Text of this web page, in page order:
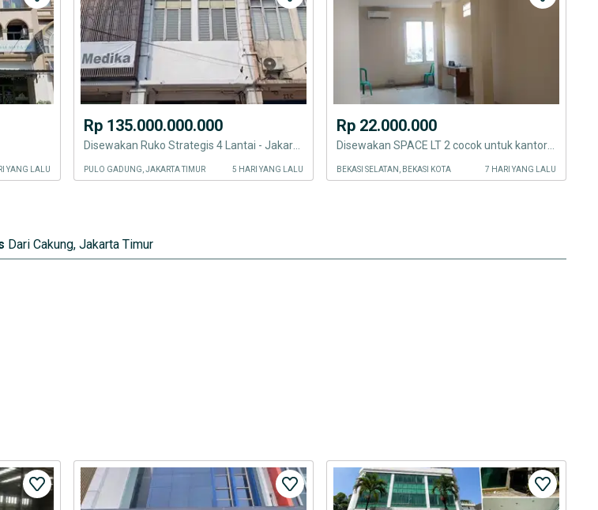
YANG LALU
Rp 135.000.000.000
Disewakan Ruko Strategis 4 Lantai - Jakarta Timur
PULO GADUNG, JAKARTA TIMUR 5 HARI YANG LALU
Rp 22.000.000
Disewakan SPACE LT 2 cocok untuk kantor atau gudang olshop
BEKASI SELATAN, BEKASI KOTA 7 HARI YANG LALU
Dari Cakung, Jakarta Timur